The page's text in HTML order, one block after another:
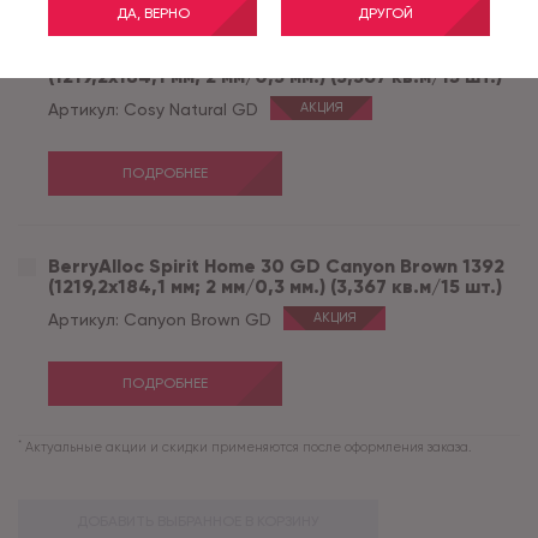
ДА, ВЕРНО ДРУГОЙ
(1219,2x184,1 мм; 2 мм/0,3 мм.) (3,367 кв.м/15 шт.)
Артикул: Cosy Natural GD АКЦИЯ
ПОДРОБНЕЕ
BerryAlloc Spirit Home 30 GD Canyon Brown 1392
(1219,2x184,1 мм; 2 мм/0,3 мм.) (3,367 кв.м/15 шт.)
Артикул: Canyon Brown GD АКЦИЯ
ПОДРОБНЕЕ
* Актуальные акции и скидки применяются после оформления заказа.